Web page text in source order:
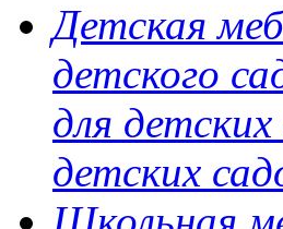
Детская
детского
для детских
детских